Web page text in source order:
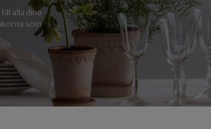
alla dina
som